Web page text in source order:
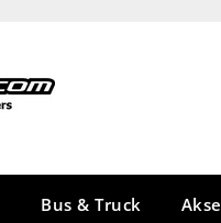
Bus & Truck